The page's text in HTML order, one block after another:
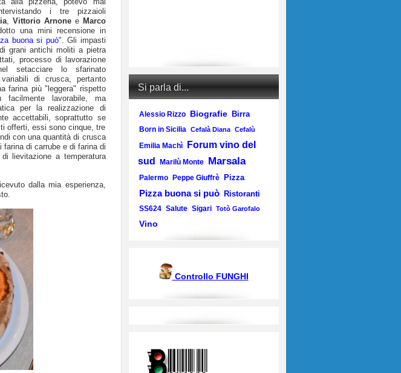
i tre pizzaioli
,Vittorio Arnonee Marco
una mini recensione in
buona si può". Gli impasti
grani antichi moliti a pietra
processo di lavorazione
setacciare lo sfarinato
di crusca, pertanto
farina più "leggera" rispetto
facilmente lavorabile, ma
per la realizzazione di
accettabili, soprattutto se
offerti, essi sono cinque, tre
con una quantità di crusca
di carrube e di farina di
lievitazione a temperatura
dalla mia esperienza,
Si parla di...
Alessio Rizzo Biografie Birra
Born in Sicilia Cefalà Diana Cefalù
Emilia Machì
Forum vino del
sud
Marilù Monte Marsala
Palermo Peppe Giuffrè Pizza
Pizza buona si può Ristoranti
SS624 Salute Sigari Totò Garofalo
Vino
Controllo FUNGHI